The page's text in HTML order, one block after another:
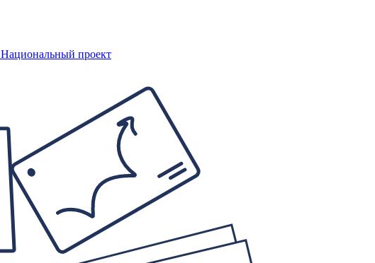
Национальный проект